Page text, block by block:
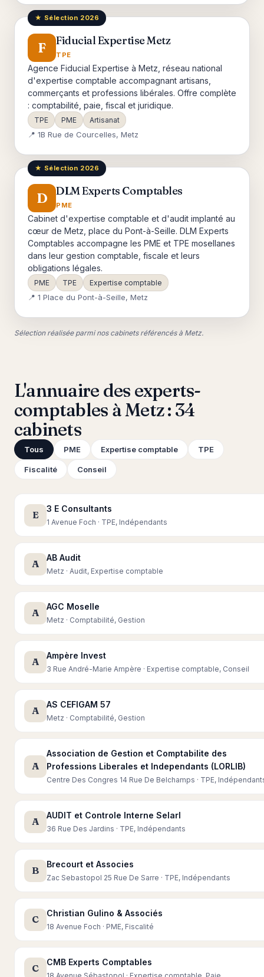
★ Sélection 2026
F Fiducial Expertise Metz
TPE
Agence Fiducial Expertise à Metz, réseau national
d'expertise comptable accompagnant artisans,
commerçants et professions libérales. Offre complète
: comptabilité, paie, fiscal et juridique.
TPE PME Artisanat
📍 1B Rue de Courcelles, Metz
★ Sélection 2026
D DLM Experts Comptables
PME
Cabinet d'expertise comptable et d'audit implanté au
cœur de Metz, place du Pont-à-Seille. DLM Experts
Comptables accompagne les PME et TPE mosellanes
dans leur gestion comptable, fiscale et leurs
obligations légales.
PME TPE Expertise comptable
📍 1 Place du Pont-à-Seille, Metz
Sélection réalisée parmi nos cabinets référencés à Metz.
L'annuaire des experts-
comptables à Metz : 34
cabinets
Tous PME Expertise comptable TPE
Fiscalité Conseil
E
3 E Consultants
1 Avenue Foch · TPE, Indépendants
A
AB Audit
Metz · Audit, Expertise comptable
A
AGC Moselle
Metz · Comptabilité, Gestion
A
Ampère Invest
3 Rue André-Marie Ampère · Expertise comptable, Conseil
A
AS CEFIGAM 57
Metz · Comptabilité, Gestion
A
Association de Gestion et Comptabilite des
Professions Liberales et Independants (LORLIB)
Centre Des Congres 14 Rue De Belchamps · TPE,
A
AUDIT et Controle Interne Selarl
36 Rue Des Jardins · TPE, Indépendants
B
Brecourt et Associes
Zac Sebastopol 25 Rue De Sarre · TPE, Indépendants
C
Christian Gulino & Associés
18 Avenue Foch · PME, Fiscalité
C
CMB Experts Comptables